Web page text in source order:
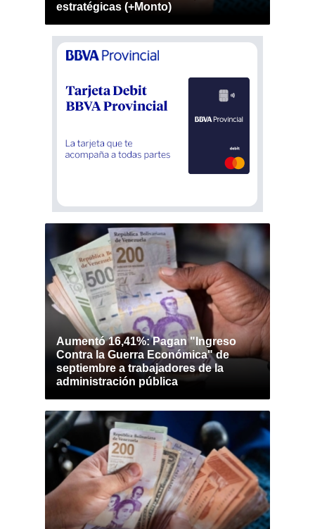
estratégicas (+Monto)
Aumentó 16,41%: Pagan "Ingreso
Contra la Guerra Económica" de
septiembre a trabajadores de la
administración pública